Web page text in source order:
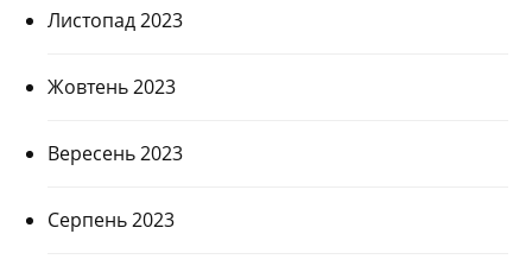
Листопад 2023
Жовтень 2023
Вересень 2023
Серпень 2023